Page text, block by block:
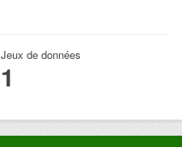
Jeux de données
1